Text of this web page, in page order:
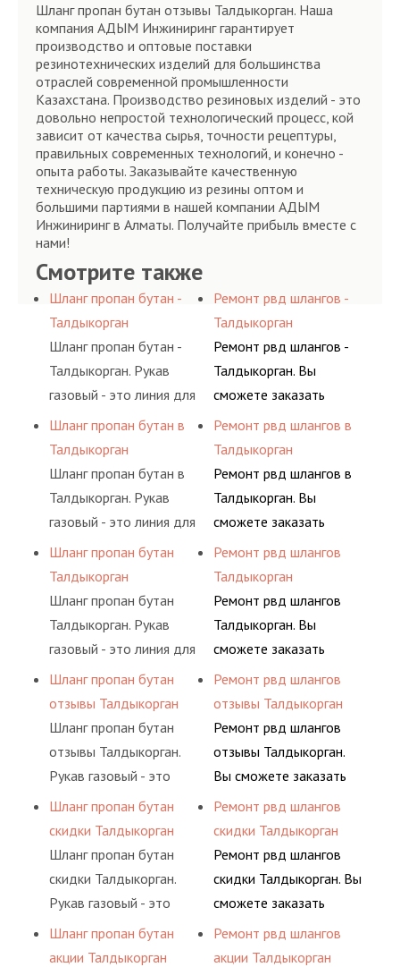
Шланг пропан бутан отзывы Талдыкорган. Наша
компания АДЫМ Инжиниринг гарантирует
производство и оптовые поставки
резинотехнических изделий для большинства
отраслей современной промышленности
Казахстана. Производство резиновых изделий - это
довольно непростой технологический процесс, кой
зависит от качества сырья, точности рецептуры,
правильных современных технологий, и конечно -
опыта работы. Заказывайте качественную
техническую продукцию из резины оптом и
большими партиями в нашей компании АДЫМ
Инжиниринг в Алматы. Получайте прибыль вместе с
нами!
Смотрите также
Шланг пропан бутан -
Талдыкорган
Шланг пропан бутан -
Талдыкорган. Рукав
газовый - это линия для
подачи сжатого
воздуха и различных
типов сжиженного газа
(кислород, аргон, метан,
пропан, бутан,
определенными
элементами системы.
Шланг пропан бутан в
Талдыкорган
Шланг пропан бутан в
Талдыкорган. Рукав
газовый - это линия для
подачи сжатого
воздуха и различных
типов сжиженного газа
(кислород, аргон, метан,
пропан, бутан,
определенными
элементами системы.
Шланг пропан бутан
Талдыкорган
Шланг пропан бутан
Талдыкорган. Рукав
газовый - это линия для
подачи сжатого
воздуха и различных
типов сжиженного газа
(кислород, аргон, метан,
пропан, бутан,
определенными
элементами системы.
Шланг пропан бутан
отзывы Талдыкорган
Шланг пропан бутан
отзывы Талдыкорган.
Рукав газовый - это
линия для подачи
сжатого воздуха и
различных типов
сжиженного газа
(кислород, аргон, метан,
ацетилен) между
Шланг пропан бутан
скидки Талдыкорган
Шланг пропан бутан
скидки Талдыкорган.
Рукав газовый - это
линия для подачи
сжатого воздуха и
Шланг пропан бутан
акции Талдыкорган
Ремонт рвд шлангов -
Талдыкорган
Ремонт рвд шлангов -
Талдыкорган. Вы
сможете заказать
сервис РВД на разовой
основе либо на
условиях
долговременного
комплексного
гидросистем Вашего
предприятия.
Ремонт рвд шлангов в
Талдыкорган
Ремонт рвд шлангов в
Талдыкорган. Вы
сможете заказать
сервис РВД на разовой
основе либо на
условиях
долговременного
комплексного
гидросистем Вашего
предприятия.
Ремонт рвд шлангов
Талдыкорган
Ремонт рвд шлангов
Талдыкорган. Вы
сможете заказать
сервис РВД на разовой
основе либо на
условиях
долговременного
комплексного
гидросистем Вашего
предприятия.
Ремонт рвд шлангов
отзывы Талдыкорган
Ремонт рвд шлангов
отзывы Талдыкорган.
Вы сможете заказать
сервис РВД на разовой
основе либо на
условиях
долговременного
комплексного
гидросистем Вашего
Ремонт рвд шлангов
скидки Талдыкорган
Ремонт рвд шлангов
скидки Талдыкорган. Вы
сможете заказать
сервис РВД на разовой
основе либо на
Ремонт рвд шлангов
акции Талдыкорган